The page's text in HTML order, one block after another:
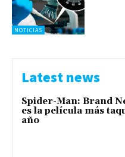
NOTICIAS
Latest news
Spider-Man: Brand
es la película más
año